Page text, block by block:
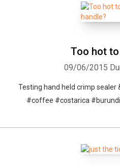
Too hot
09/06/2015
Testing hand held crimp
#coffee #costarica